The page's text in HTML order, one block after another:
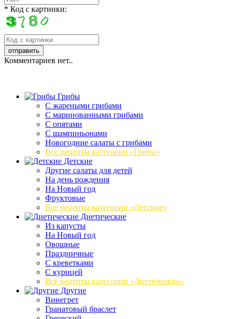
* Код с картинки:
Комментариев нет..
Грибы
C жареными грибами
C маринованными грибами
C опятами
C шампиньонами
Новогодние салаты с грибами
Все рецепты категории «Грибы»
Детские
Другие салаты для детей
На день рождения
На Новый год
Фруктовые
Все рецепты категории «Детские»
Диетические
Из капусты
На Новый год
Овощные
Праздничные
С креветками
С курицей
Все рецепты категории «Диетические»
Другие
Винегрет
Гранатовый браслет